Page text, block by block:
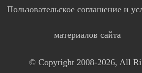
Пользовательское соглашение и
материалов сайта
© Copyright 2008-2026, All